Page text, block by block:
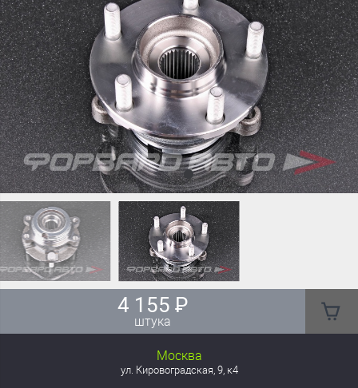
4 155 ₽
штука
Москва
ул. Кировоградская, 9, к4